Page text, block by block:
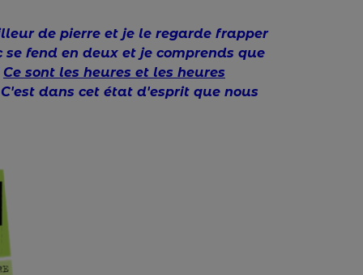
de pierre et je le regarde frapper
fend en deux et je comprends que
Ce sont les heures et les heures
C'est dans cet état d'esprit que nous